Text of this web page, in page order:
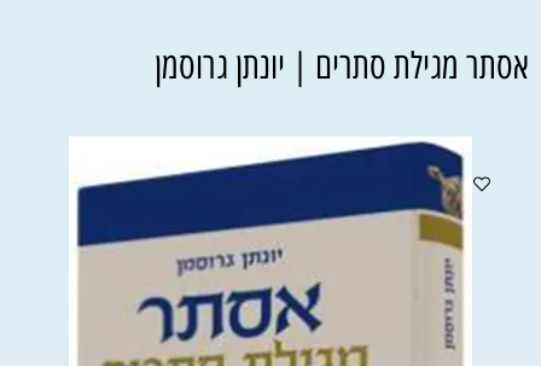
אסתר מגילת סתרים | יונתן גרוסמן